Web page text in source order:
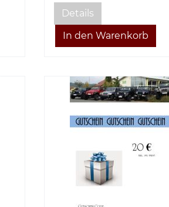
Details